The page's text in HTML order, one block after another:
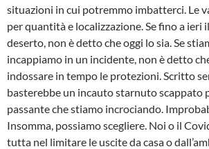
situazioni in cui potremmo imbatterci. Le
per quantità e localizzazione. Se fino a ieri
deserto, non è detto che oggi lo sia. Se
incappiamo in un incidente, non è detto
indossare in tempo le protezioni. Scritto
basterebbe un incauto starnuto scappato
passante che stiamo incrociando.
Insomma, possiamo scegliere. Noi o il
tutta nel limitare le uscite da casa o